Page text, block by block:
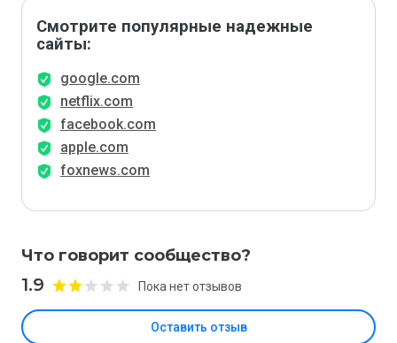
Смотрите популярные надежные
сайты:
google.com
netflix.com
facebook.com
apple.com
foxnews.com
Что говорит сообщество?
1.9 Пока нет отзывов
Оставить отзыв